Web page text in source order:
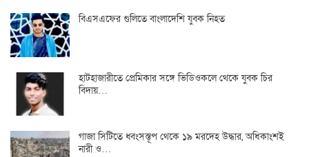
বিএসএফের গুলিতে বাংলাদেশি যুবক নিহত
হাটহাজারীতে প্রেমিকার সঙ্গে ভিডিওকলে থেকে যুবক চির
বিদায়…
গাজা সিটিতে ধ্বংসস্তূপ থেকে ১৯ মরদেহ উদ্ধার, অধিকাংশই
নারী ও…